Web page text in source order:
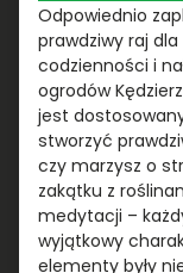
Odpowiednio
prawdziwy raj
codzienności i
ogrodów
jest
stworzyć
czy marzysz o
zakątku z
medytacji –
wyjątkowy
elementy były